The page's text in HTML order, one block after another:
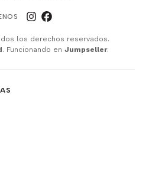
los derechos reservados.
. Funcionando en Jumpseller.